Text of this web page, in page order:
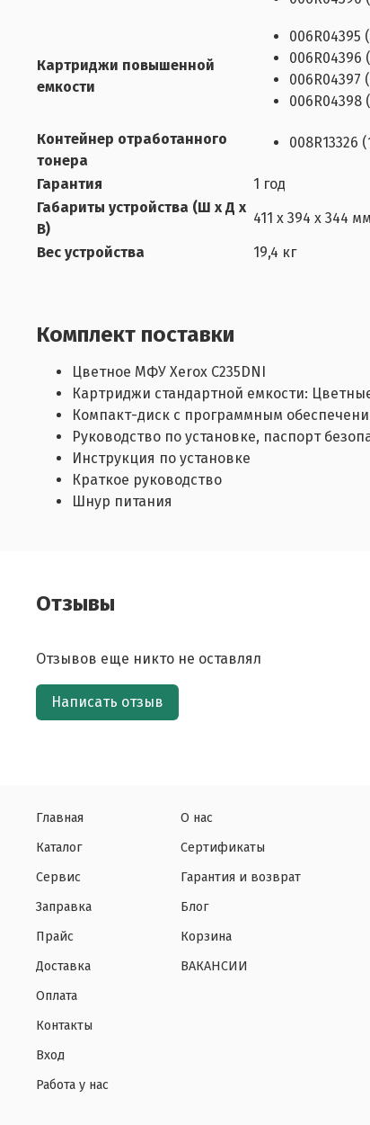
Картриджи повышенной
емкости
006R04395
006R04396
006R04398
Контейнер отработанного
тонера
008R13326
Гарантия
1 год
Габариты устройства (Ш x Д x
В)
411 x 394 x 344 мм
Вес устройства
19,4 кг
Комплект поставки
Цветное МФУ Xerox C235DNI
Картриджи стандартной емкости:
Компакт-диск с программным
Руководство по установке, паспорт
Инструкция по установке
Краткое руководство
Шнур питания
Отзывы
Отзывов еще никто не оставлял
Написать отзыв
Главная
Каталог
Сервис
Заправка
Прайс
Доставка
Оплата
Контакты
Вход
Работа у нас
О нас
Сертификаты
Гарантия и возврат
Блог
Корзина
ВАКАНСИИ